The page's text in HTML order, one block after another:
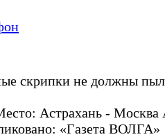
скрипки не должны
Астрахань - Москва
«Газета ВОЛГА»